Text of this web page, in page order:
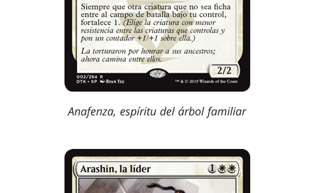
Anafenza, espíritu del árbol familiar